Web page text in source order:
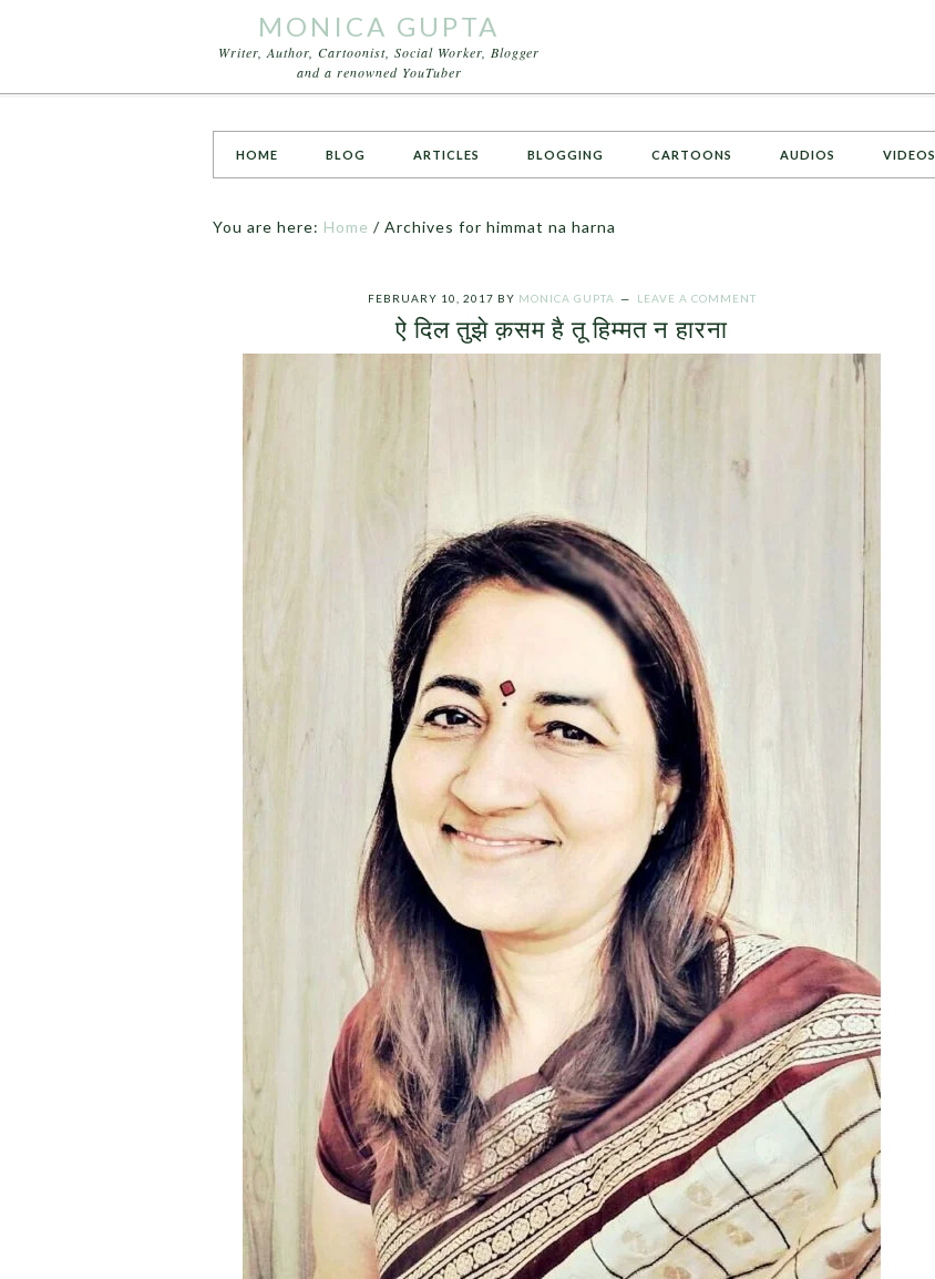
MONICA GUPTA
Writer, Author, Cartoonist, Social Worker, Blogger
and a renowned YouTuber
HOME BLOG ARTICLES BLOGGING CARTOONS AUDIOS VIDEOS
You are here: Home / Archives for himmat na harna
FEBRUARY 10, 2017 BY MONICA GUPTA LEAVE A COMMENT
ऐ दिल तुझे क़सम है तू हिम्मत न हारना